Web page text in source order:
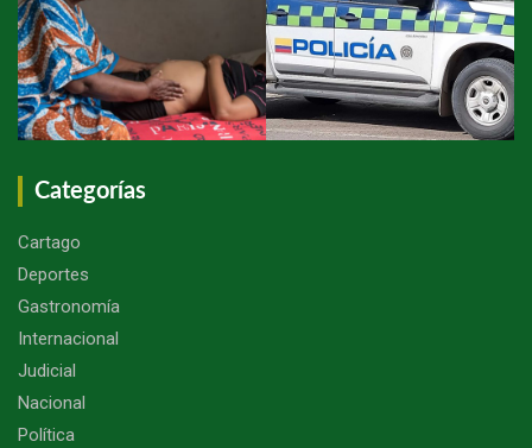
Categorías
Cartago
Deportes
Gastronomía
Internacional
Judicial
Nacional
Política